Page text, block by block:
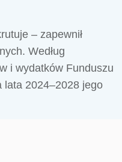
– zapewnił
Według
i wydatków Funduszu
lata 2024–2028 jego